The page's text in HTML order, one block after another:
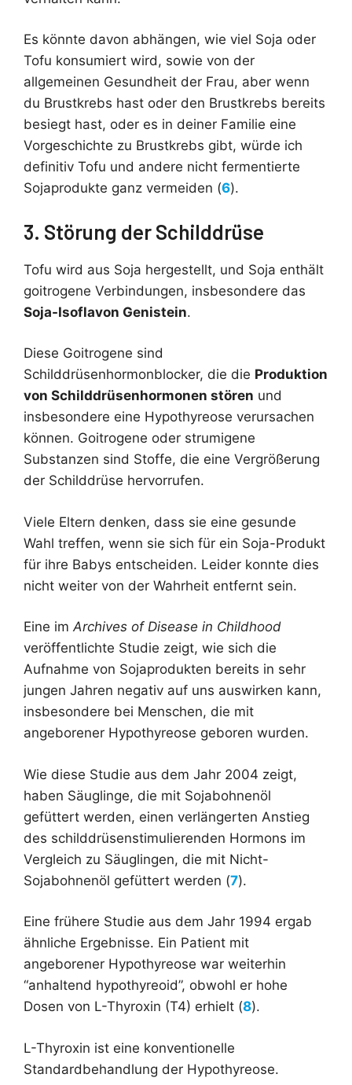
Es könnte davon abhängen, wie viel Soja oder
Tofu konsumiert wird, sowie von der
allgemeinen Gesundheit der Frau, aber wenn
du Brustkrebs hast oder den Brustkrebs bereits
besiegt hast, oder es in deiner Familie eine
Vorgeschichte zu Brustkrebs gibt, würde ich
definitiv Tofu und andere nicht fermentierte
Sojaprodukte ganz vermeiden (6).
3. Störung der Schilddrüse
Tofu wird aus Soja hergestellt, und Soja enthält
goitrogene Verbindungen, insbesondere das
Soja-Isoflavon Genistein.
Diese Goitrogene sind
Schilddrüsenhormonblocker, die die Produktion
von Schilddrüsenhormonen stören und
insbesondere eine Hypothyreose verursachen
können. Goitrogene oder strumigene
Substanzen sind Stoffe, die eine Vergrößerung
der Schilddrüse hervorrufen.
Viele Eltern denken, dass sie eine gesunde
Wahl treffen, wenn sie sich für ein Soja-Produkt
für ihre Babys entscheiden. Leider konnte dies
nicht weiter von der Wahrheit entfernt sein.
Eine imArchives of Disease in Childhood
veröffentlichte Studie zeigt, wie sich die
Aufnahme von Sojaprodukten bereits in sehr
jungen Jahren negativ auf uns auswirken kann,
insbesondere bei Menschen, die mit
angeborener Hypothyreose geboren wurden.
Wie diese Studie aus dem Jahr 2004 zeigt,
haben Säuglinge, die mit Sojabohnenöl
gefüttert werden, einen verlängerten Anstieg
des schilddrüsenstimulierenden Hormons im
Vergleich zu Säuglingen, die mit Nicht-
Sojabohnenöl gefüttert werden (7).
Eine frühere Studie aus dem Jahr 1994 ergab
ähnliche Ergebnisse. Ein Patient mit
angeborener Hypothyreose war weiterhin
“anhaltend hypothyreoid”, obwohl er hohe
Dosen von L-Thyroxin (T4) erhielt (8).
L-Thyroxin ist eine konventionelle
Standardbehandlung der Hypothyreose.